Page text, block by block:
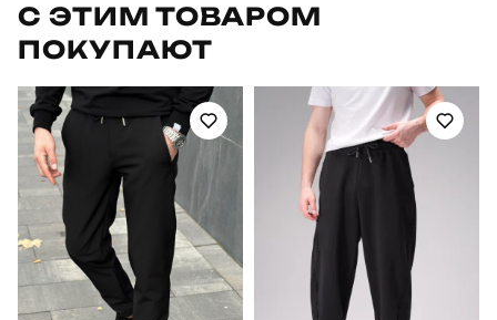
Артикул
Призначення для повсякденного носіння
Стиль повсякденний
Сезон
Склад тканини куртка: 100% поліестер штани: 100% бавовна
Країна - виробник
С ЭТИМ ТОВАРОМ
ПОКУПАЮТ